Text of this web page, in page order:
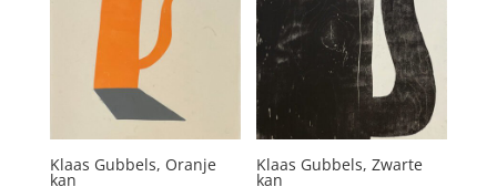
Klaas Gubbels, Oranje
kan
Klaas Gubbels, Zwarte
kan